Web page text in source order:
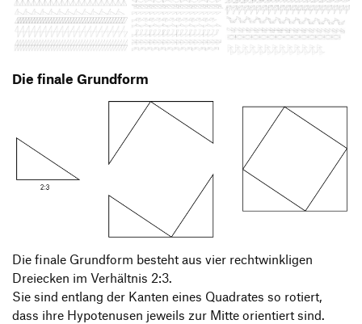
Die finale Grundform
Die finale Grundform besteht aus vier rechtwinkligen
Dreiecken im Verhältnis 2:3.
Sie sind entlang der Kanten eines Quadrates so rotiert,
dass ihre Hypotenusen jeweils zur Mitte orientiert sind.